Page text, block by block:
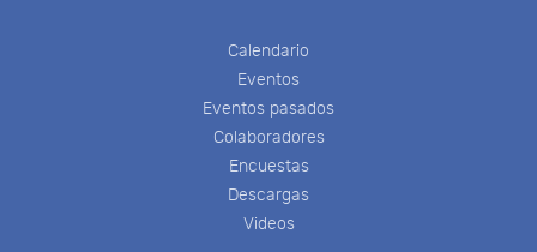
Calendario
Eventos
Eventos pasados
Colaboradores
Encuestas
Descargas
Videos